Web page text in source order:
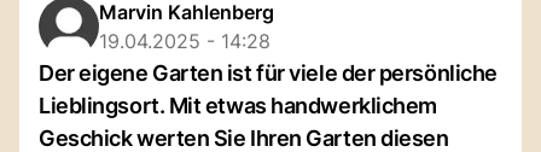
Marvin Kahlenberg
19.04.2025 - 14:28
Der eigene Garten ist für viele der persönliche
Lieblingsort. Mit etwas handwerklichem
Geschick werten Sie Ihren Garten diesen